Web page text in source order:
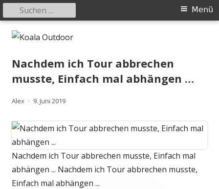
SpringeKoala Outdoor
Hier ist eine Übersicht meiner Wander- und Trekkingtouren
Primäres
Menü
Menü
Suchen
nach:
Nachdem ich Tour abbrechen
musste, Einfach mal abhängen …
Autor
Alex
Veröffentlicht
9. Juni 2019
Nachdem ich Tour abbrechen musste, Einfach mal
abhängen ... Nachdem ich Tour abbrechen musste,
Einfach mal abhängen ...